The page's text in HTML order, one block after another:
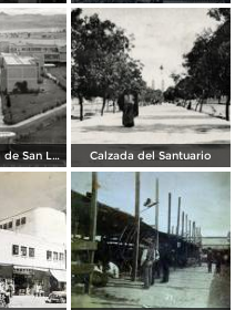
Hospital Central de San Luis Potosí Calzada del Santuario